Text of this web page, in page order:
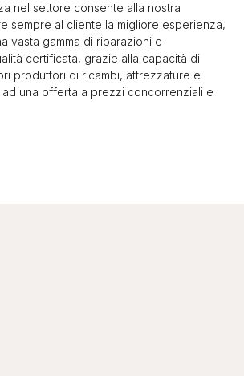
nel settore consente alla nostra
sempre al cliente la migliore esperienza,
vasta gamma di riparazioni e
certificata, grazie alla capacità di
produttori di ricambi, attrezzature e
una offerta a prezzi concorrenziali e